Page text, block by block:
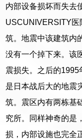
内部设备损坏而失去
USCUNIVERSITY医
筑。地震中该建筑内
没有一个掉下来。该
震损失。之后的1995
是日本战后大的地震
筑。震区内有两栋基
究所。同样神奇的是
损，内部设施也完全